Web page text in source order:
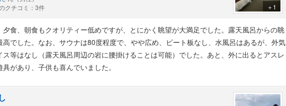
クチコミ：3件
＋1
夕食、朝食もクオリティー低めですが、とにかく眺望が大満足でした。露天風呂からの眺
高でした。なお、サウナは80度程度で、やや広め、ビート板なし、水風呂はあるが、外気
ス等はなし（露天風呂周辺の岩に腰掛けることは可能）でした。あと、外に出るとアスレ
があり、子供も喜んでいました。